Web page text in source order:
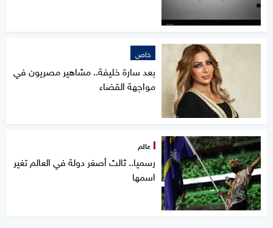
خاص
بعد سارة خليفة.. مشاهير مصريون في
مواجهة القضاء
عالم
رسميا.. ثالث أصغر دولة في العالم تغير
اسمها